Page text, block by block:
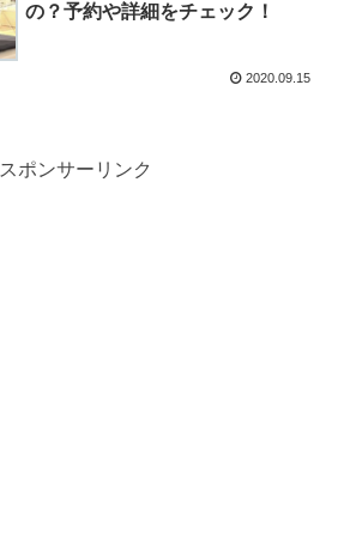
の？予約や詳細をチェック！
2020.09.15
スポンサーリンク